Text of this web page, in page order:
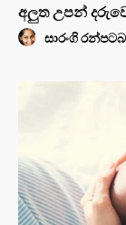
අලුත උපන්
සාරංගි